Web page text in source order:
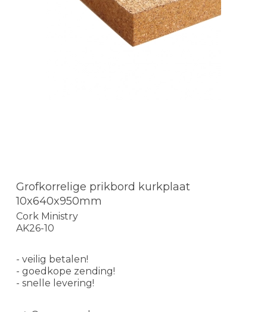
Grofkorrelige prikbord kurkplaat
10x640x950mm
Cork Ministry
AK26-10
- veilig betalen!
- goedkope zending!
- snelle levering!